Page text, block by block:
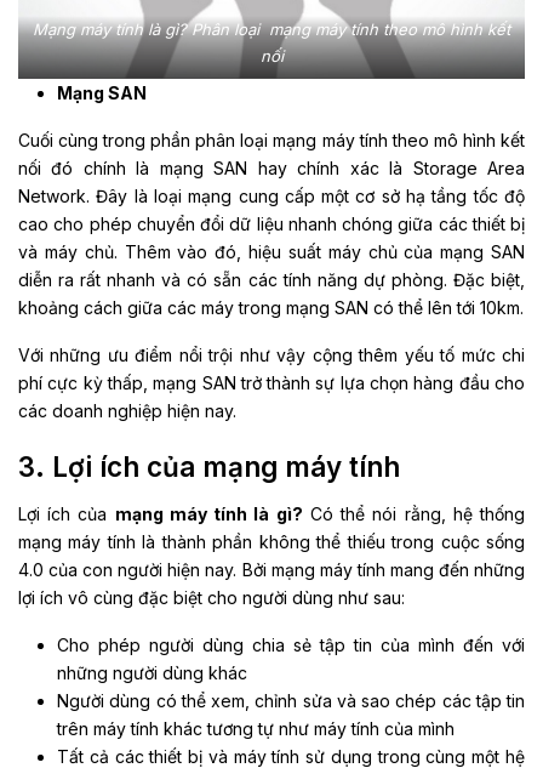
Mạng máy tính là gì? Phân loại mạng máy tính theo mô hình kết
nối
Mạng SAN
Cuối cùng trong phần phân loại mạng máy tính theo mô hình kết
nối đó chính là mạng SAN hay chính xác là Storage Area
Network. Đây là loại mạng cung cấp một cơ sở hạ tầng tốc độ
cao cho phép chuyển đổi dữ liệu nhanh chóng giữa các thiết bị
và máy chủ. Thêm vào đó, hiệu suất máy chủ của mạng SAN
diễn ra rất nhanh và có sẵn các tính năng dự phòng. Đặc biệt,
khoảng cách giữa các máy trong mạng SAN có thể lên tới 10km.
Với những ưu điểm nổi trội như vậy cộng thêm yếu tố mức chi
phí cực kỳ thấp, mạng SAN trở thành sự lựa chọn hàng đầu cho
các doanh nghiệp hiện nay.
3. Lợi ích của mạng máy tính
Lợi ích của mạng máy tính là gì? Có thể nói rằng, hệ thống
mạng máy tính là thành phần không thể thiếu trong cuộc sống
4.0 của con người hiện nay. Bởi mạng máy tính mang đến những
lợi ích vô cùng đặc biệt cho người dùng như sau:
Cho phép người dùng chia sẻ tập tin của mình đến với
những người dùng khác
Người dùng có thể xem, chỉnh sửa và sao chép các tập tin
trên máy tính khác tương tự như máy tính của mình
Tất cả các thiết bị và máy tính sử dụng trong cùng một hệ